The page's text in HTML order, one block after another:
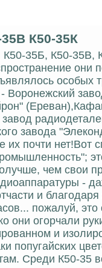
К50-35К
35Б, К50-35В,
особых
Воронежский
завода
их почти
чем свои
-
и
пожалуй,
они огорчали
и
попугайских
Среди К50-35